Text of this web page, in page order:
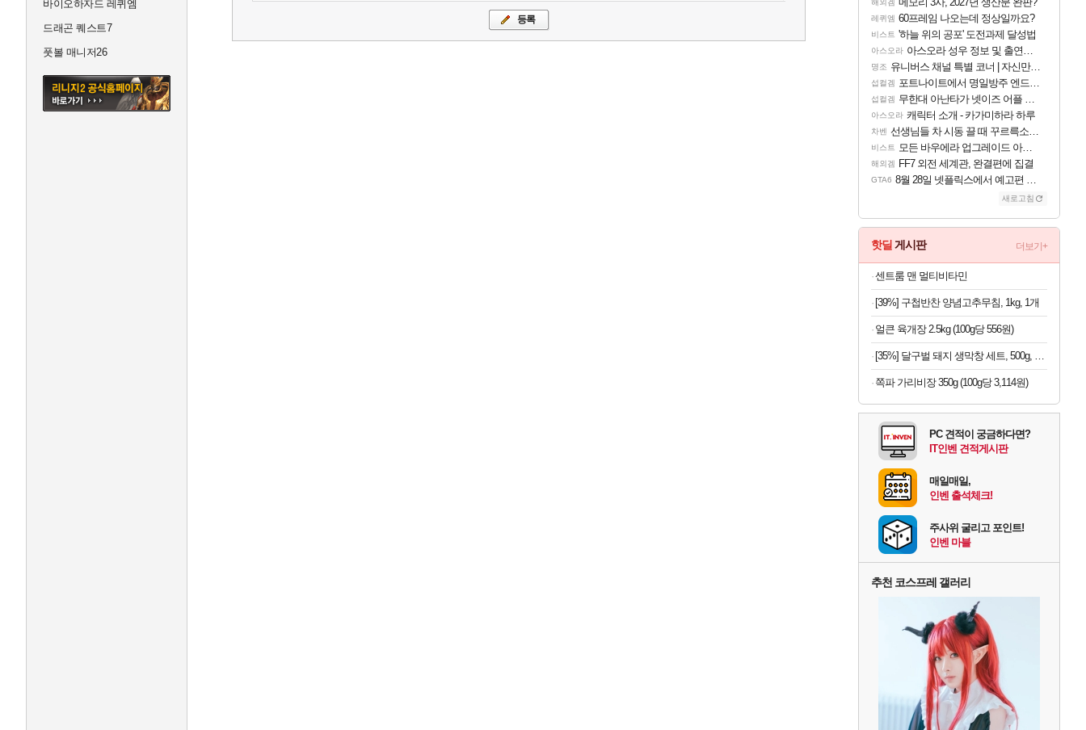
바이오하자드 레퀴엠
드래곤 퀘스트7
풋볼 매니저26
해외겜
레퀴엠 60프레임 나오는데 정상일까요?
비스트 '하늘 위의 공포' 도전과제 달성법
아스오라 아스오라 성우 정보 및 출연작 모음
명조 유니버스 채널 특별 코너 | 자신만의 스타일
섭컬겜 포트나이트에서 명일방주 엔드필드 [펠리카] 판매 예정
섭컬겜 무한대 아난타가 넷이즈 어플 달력에 일정 등록
아스오라 캐릭터 소개 - 카가미하라 하루
차벤 선생님들 차 시동 끌 때 꾸르륵소리나는데
비스트 모든 바우에라 업그레이드 아이템 획득 위치 공략 (89개)
해외겜 FF7 외전 세계관, 완결편에 집결
GTA6 8월 28일 넷플릭스에서 예고편 공개 예정
새로고침
핫딜 게시판 더보기+
센트룸 맨 멀티비타민
[39%] 구첩반찬 양념고추무침, 1kg, 1개
얼큰 육개장 2.5kg (100g당 556원)
[35%] 달구벌 돼지 생막창 세트, 500g, 2봉
쪽파 가리비장 350g (100g당 3,114원)
PC 견적이 궁금하다면?
IT인벤 견적게시판
매일매일,
인벤 출석체크!
주사위 굴리고 포인트!
인벤 마블
추천 코스프레 갤러리